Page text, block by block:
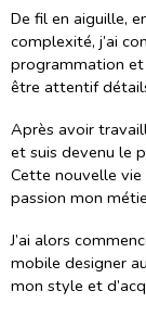
De fil en aiguille,
complexité, j’ai
programmation et
être attentif
Après avoir
et suis devenu le
Cette nouvelle vie
passion mon
J’ai alors
mobile designer
mon style et